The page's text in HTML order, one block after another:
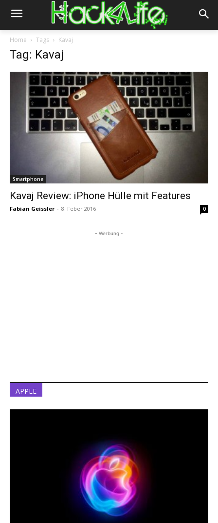
Home Tags Kavaj
Tag: Kavaj
Smartphone
Kavaj Review: iPhone Hülle mit Features
Fabian Geissler - 8. Feber 2016 0
- Werbung -
APPLE